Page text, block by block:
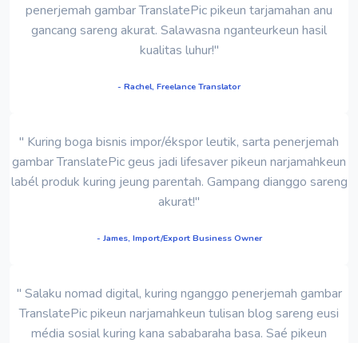
penerjemah gambar TranslatePic pikeun tarjamahan anu
gancang sareng akurat. Salawasna nganteurkeun hasil
kualitas luhur!"
- Rachel, Freelance Translator
" Kuring boga bisnis impor/ékspor leutik, sarta penerjemah
gambar TranslatePic geus jadi lifesaver pikeun narjamahkeun
labél produk kuring jeung parentah. Gampang dianggo sareng
akurat!"
- James, Import/Export Business Owner
" Salaku nomad digital, kuring nganggo penerjemah gambar
TranslatePic pikeun narjamahkeun tulisan blog sareng eusi
média sosial kuring kana sababaraha basa. Saé pikeun